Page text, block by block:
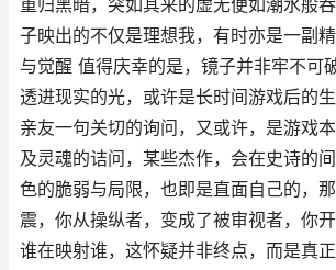
重归黑暗，突如其来的虚无便如潮水般
子映出的不仅是理想我，有时亦是一副
与觉醒 值得庆幸的是，镜子并非牢不可
透进现实的光，或许是长时间游戏后的
亲友一句关切的询问，又或许，是游戏
及灵魂的诘问，某些杰作，会在史诗的
色的脆弱与局限，也即是直面自己的，
震，你从操纵者，变成了被审视者，你
谁在映射谁，这怀疑并非终点，而是真